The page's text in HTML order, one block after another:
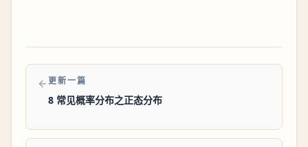
更新一篇
8 常见概率分布之正态分布